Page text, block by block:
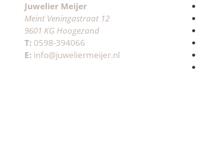
Juwelier Meijer
Meint Veningastraat 12
9601 KG Hoogezand
T: 0598-394066
E: info@juweliermeijer.nl